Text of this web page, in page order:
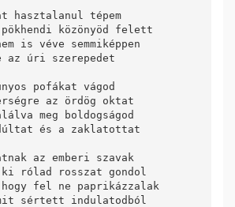
hasztalanul tépem
pökhendi közönyöd felett
is véve semmiképpen
az úri szerepedet
pofákat vágod
az ördög oktat
meg boldogságod
és a zaklatottat
az emberi szavak
rólad rosszat gondol
hogy fel ne paprikázzalak
sértett indulatodból